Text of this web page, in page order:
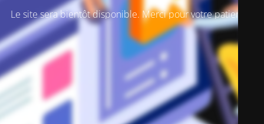
Le site sera bientôt disponible. Merci pour votre patience!